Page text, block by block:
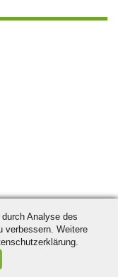
Analyse des
verbessern. Weitere